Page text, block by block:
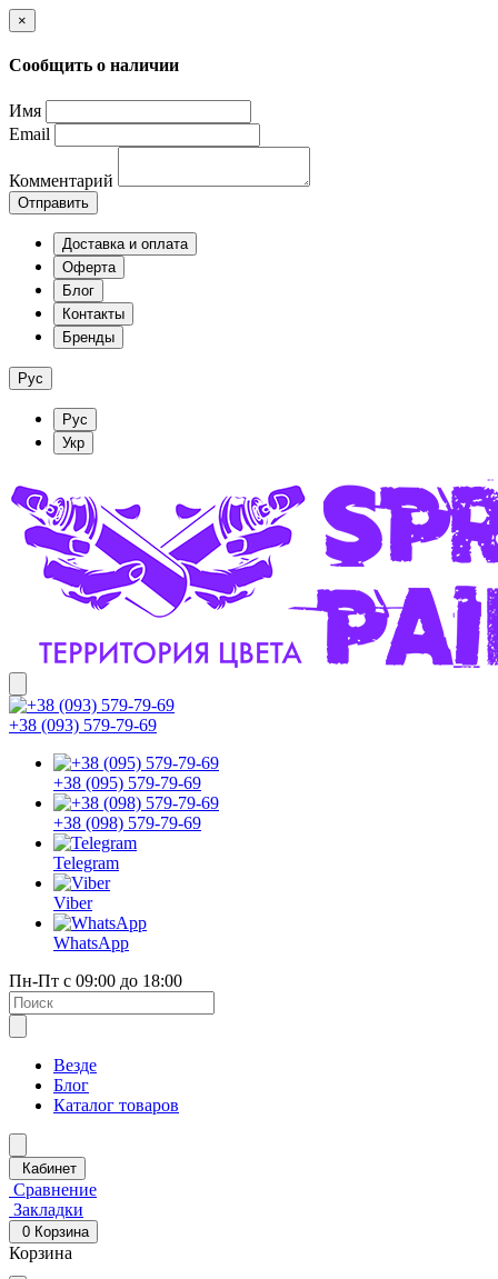
×
Сообщить о наличии
Имя
Email
Комментарий
Отправить
Доставка и оплата
Оферта
Блог
Контакты
Бренды
Рус
Рус
Укр
+38 (093) 579-79-69
+38 (095) 579-79-69
+38 (098) 579-79-69
Telegram
Viber
WhatsApp
Пн-Пт с 09:00 до 18:00
Везде
Блог
Каталог товаров
Кабинет
Сравнение
Закладки
0 Корзина
Корзина